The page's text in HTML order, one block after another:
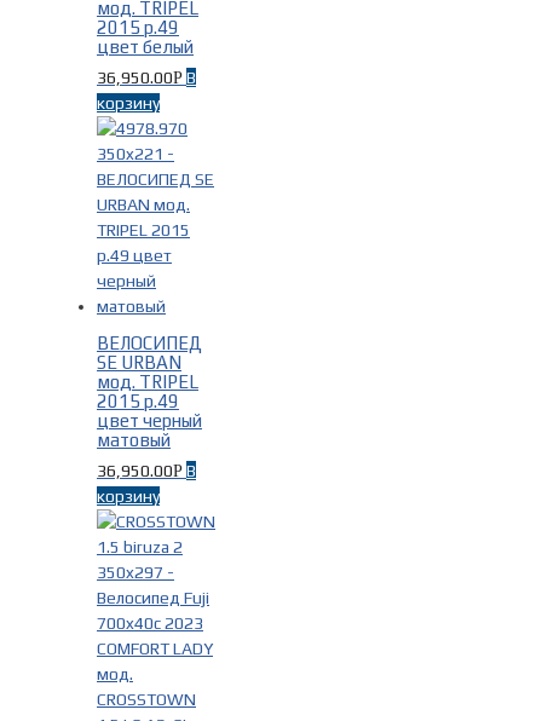
CROSSTOWN
FEATHER
JARI(1)
SPORTIF(1)
TRIPEL
2015г.
2021г.
2023г. (1)
2024г.(2)
мод. TRIPEL
2015 р.49
цвет белый
36,950.00Р В
корзину
ВЕЛОСИПЕД
SE URBAN
мод. TRIPEL
2015 р.49
цвет черный
матовый
36,950.00Р В
корзину